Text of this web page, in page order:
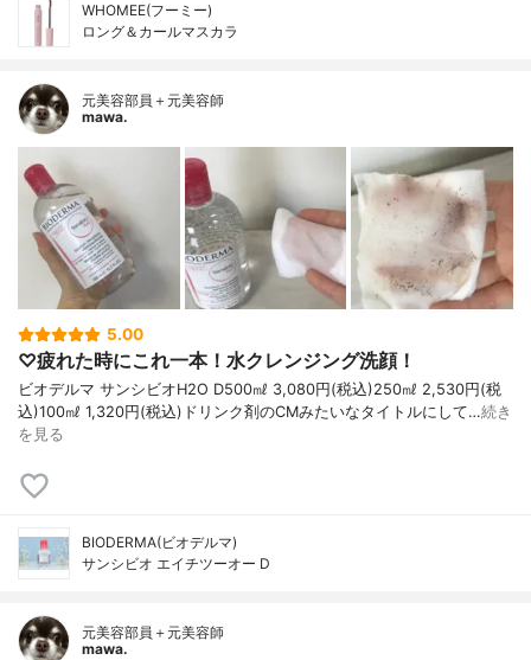
WHOMEE(フーミー)
ロング＆カールマスカラ
元美容部員＋元美容師
mawa.
5.00
♡疲れた時にこれ一本！水クレンジング洗顔！
ビオデルマ サンシビオH2O D500㎖ 3,080円(税込)250㎖ 2,530円(税
込)100㎖ 1,320円(税込)ドリンク剤のCMみたいなタイトルにして…続き
を見る
BIODERMA(ビオデルマ)
サンシビオ エイチツーオー D
元美容部員＋元美容師
mawa.